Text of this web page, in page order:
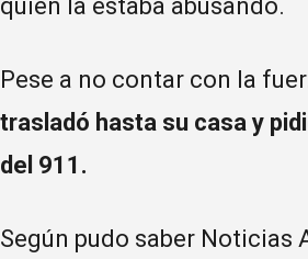
quien la estaba abusando.
Pese a no contar con la
trasladó hasta su casa y
del 911.
Según pudo saber Noticias